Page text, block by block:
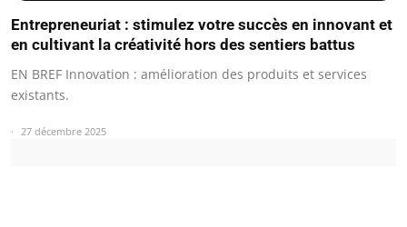
Entrepreneuriat : stimulez votre succès en innovant et
en cultivant la créativité hors des sentiers battus
EN BREF Innovation : amélioration des produits et services
existants.
27 décembre 2025